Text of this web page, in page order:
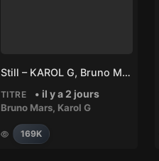
Still – KAROL G, Bruno Mars
TITRE • il y a 2 jours
Bruno Mars, Karol G
169K